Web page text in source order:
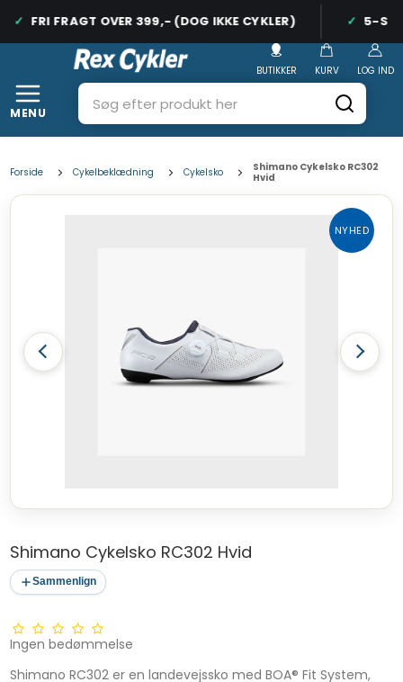
FRI FRAGT OVER 399,- (DOG IKKE CYKLER) 5-
MENU
LOG IND
BUTIKKER KURV
Forside Cykelbeklædning Cykelsko
Shimano Cykelsko RC302
Hvid
NYHED
Shimano Cykelsko RC302 Hvid
Sammenlign
Ingen bedømmelse
Shimano RC302 er en landevejssko med BOA® Fit System,